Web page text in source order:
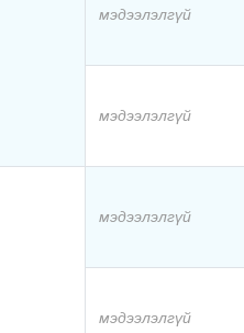
мэдээлэлгүй
мэдээлэлгүй
мэдээлэлгүй
мэдээлэлгүй